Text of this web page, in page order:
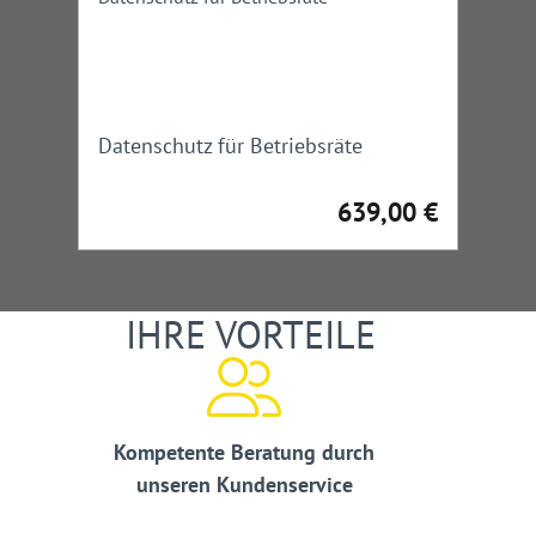
Datenschutz für Betriebsräte
Regulärer Preis:
639,00 €
IHRE VORTEILE
Kompetente Beratung durch
unseren Kundenservice